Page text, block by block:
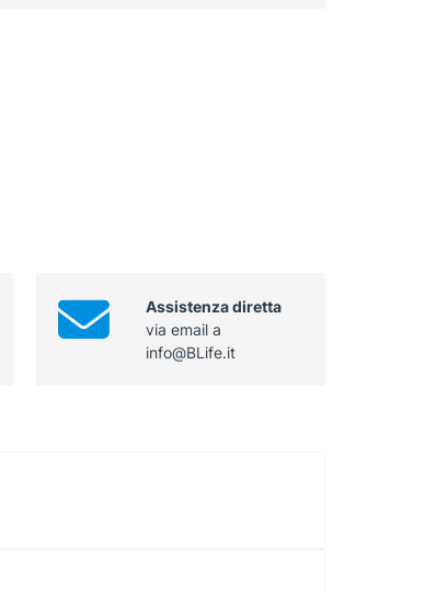
Assistenza diretta
via email a
info@BLife.it